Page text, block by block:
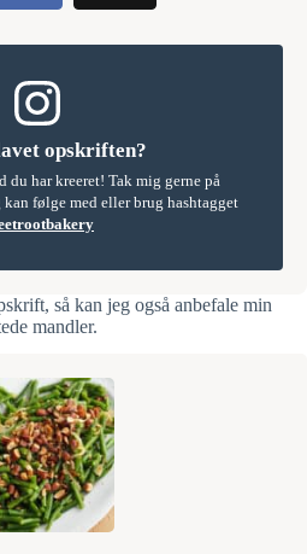
opskriften?
du har kreeret! Tak mig gerne på
kan følge med eller brug hashtagget
så kan jeg også anbefale min
mandler.